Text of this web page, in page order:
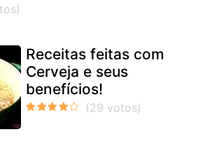
Receitas feitas com
Cerveja e seus
benefícios!